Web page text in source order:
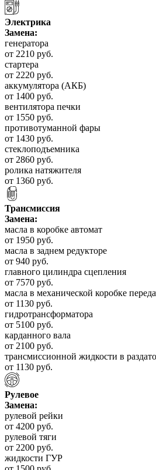
Электрика
Замена:
генератора
от 2210 руб.
стартера
от 2220 руб.
аккумулятора (АКБ)
от 1400 руб.
вентилятора печки
от 1550 руб.
противотуманной фары
от 1430 руб.
стеклоподъемника
от 2860 руб.
ролика натяжителя
от 1360 руб.
Трансмиссия
Замена:
масла в коробке автомат
от 1950 руб.
масла в заднем редукторе
от 940 руб.
главного цилиндра сцепления
от 7570 руб.
масла в механической коробке
от 1130 руб.
гидротрансформатора
от 5100 руб.
карданного вала
от 2100 руб.
трансмиссионной жидкости в
от 1130 руб.
Рулевое
Замена:
рулевой рейки
от 4200 руб.
рулевой тяги
от 2200 руб.
жидкости ГУР